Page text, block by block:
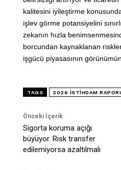
kalitesini iyileştirme
işlev görme potansiyelini
zekanın hızla
borcundan kaynaklanan
işgücü piyasasının
TAGS 2026 ISTIHDAM
Önceki İçerik
Sigorta koruma açığı
büyüyor. Risk transfer
edilemiyorsa azaltılmalı